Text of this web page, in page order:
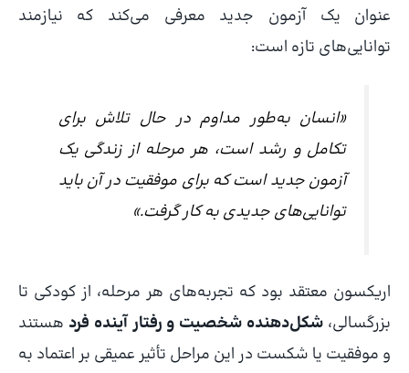
عنوان یک آزمون جدید معرفی می‌کند که نیازمند
توانایی‌های تازه است:
«انسان به‌طور مداوم در حال تلاش برای
تکامل و رشد است، هر مرحله از زندگی یک
آزمون جدید است که برای موفقیت در آن باید
توانایی‌های جدیدی به کار گرفت.»
اریکسون معتقد بود که تجربه‌های هر مرحله، از کودکی تا
بزرگسالی،شکل‌دهنده شخصیت و رفتار آینده فرد هستند
و موفقیت یا شکست در این مراحل تأثیر عمیقی بر اعتماد به